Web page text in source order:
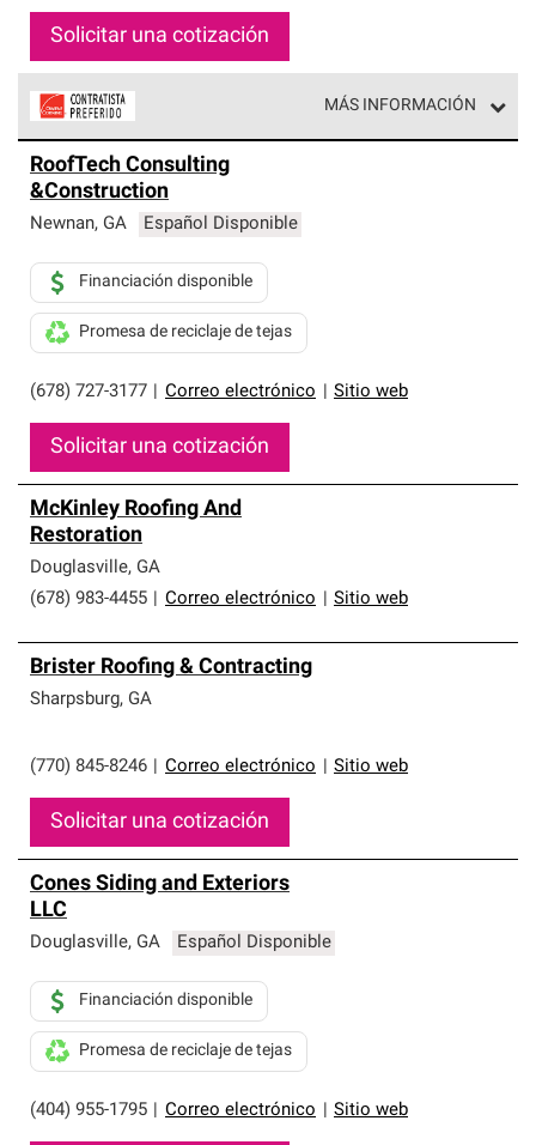
Solicitar una cotización
MÁS INFORMACIÓN
parte de una red exclusiva de profesionales de techos
que cumplen con altos estándares y requisitos estrictos
de profesionalismo y confiabilidad.
RoofTech Consulting
&Construction
Newnan, GA Español Disponible
(678) 727-3177 Correo electrónico Sitio web
Financiación disponible
Promesa de reciclaje de tejas
Solicitar una cotización
McKinley Roofing And
Restoration
Douglasville, GA
(678) 983-4455
Correo electrónico Sitio web
Brister Roofing & Contracting
Sharpsburg, GA
(770) 845-8246 Correo electrónico Sitio web
Solicitar una cotización
Cones Siding and Exteriors
LLC
Douglasville, GA Español Disponible
(404) 955-1795 Correo electrónico Sitio web
Financiación disponible
Promesa de reciclaje de tejas